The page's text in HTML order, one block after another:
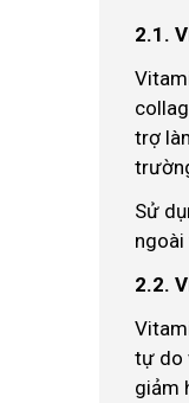
2.1.
trợ
Sử
ngoài
2.2.
tự do
giảm